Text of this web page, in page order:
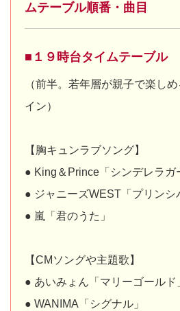
ムテーブル順番・曲目
■１９時台タイムテーブル
（前半。若年層が親子で楽し
イン）
【胸キュンラブソング】
● King＆Prince「シンデレラガ
● ジャニーズWEST「プリンシ
● 嵐「君のうた」
【CMソングや主題歌】
● あいみょん「マリーゴールド
● WANIMA「シグナル」